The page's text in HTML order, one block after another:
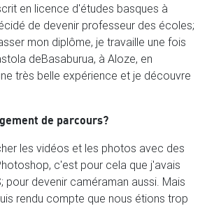
en licence d'études basques à
de devenir professeur des écoles;
mon diplôme, je travaille une fois
deBasaburua, à Aloze, en
très belle expérience et je découvre
de parcours?
les vidéos et les photos avec des
c'est pour cela que j'avais
pour devenir caméraman aussi. Mais
rendu compte que nous étions trop